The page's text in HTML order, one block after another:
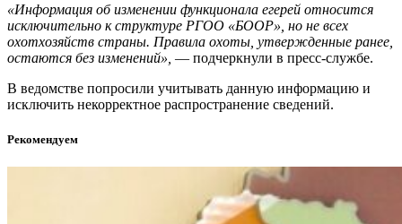
«Информация об изменении функционала егерей относится
исключительно к структуре РГОО «БООР», но не всех
охотхозяйств страны. Правила охоты, утвержденные ранее,
остаются без изменений», — подчеркнули в пресс-службе.
В ведомстве попросили учитывать данную информацию и
исключить некорректное распространение сведений.
Рекомендуем